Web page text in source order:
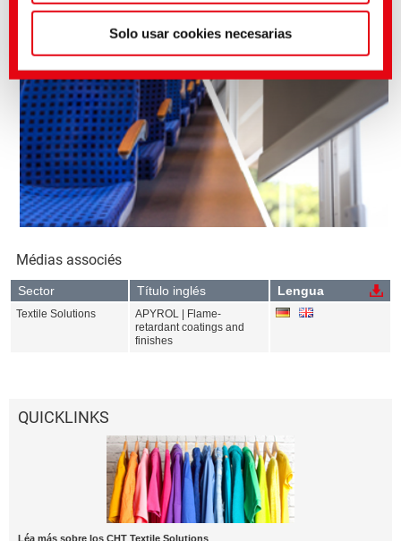
Solo usar cookies necesarias
Médias associés
Sector Título inglés Lengua
Textile Solutions
APYROL | Flame-
retardant coatings and
finishes
QUICKLINKS
Léa más sobre los CHT Textile Solutions